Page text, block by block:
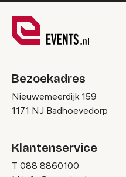
Bezoekadres
Nieuwemeerdijk 159
1171 NJ Badhoevedorp
Klantenservice
T 088 8860100